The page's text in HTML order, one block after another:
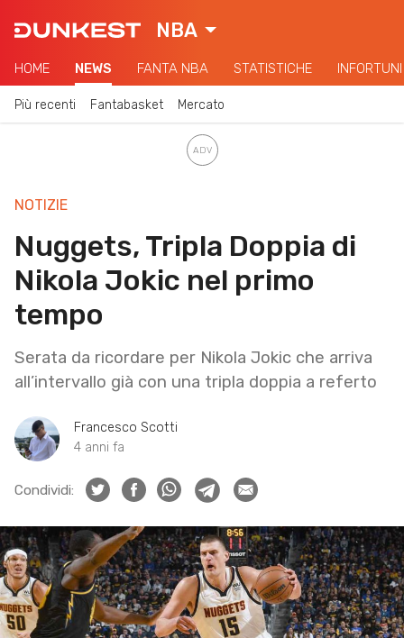
NBA
HOME NEWS FANTA NBA STATISTICHE INFORTUNI
Più recenti Fantabasket Mercato
NOTIZIE
Nuggets, Tripla Doppia di
Nikola Jokic nel primo
tempo
Serata da ricordare per Nikola Jokic che arriva
all’intervallo già con una tripla doppia a referto
Francesco Scotti
4 anni fa
Condividi: